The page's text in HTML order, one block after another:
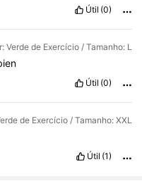
Útil (0)
Verde de Exercício / Tamanho: L
Útil (0)
de Exercício / Tamanho: XXL
Útil (1)